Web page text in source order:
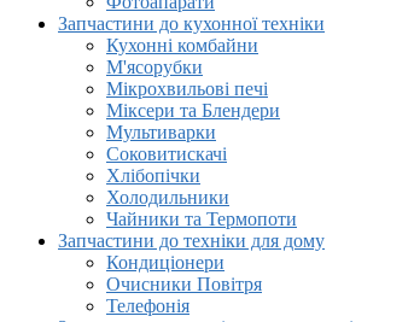
Запчастини до кухонної техніки
Кухонні комбайни
М'ясорубки
Мікрохвильові печі
Міксери та Блендери
Мультиварки
Соковитискачі
Хлібопічки
Холодильники
Чайники та Термопоти
Запчастини до техніки для дому
Кондиціонери
Очисники Повітря
Телефонія